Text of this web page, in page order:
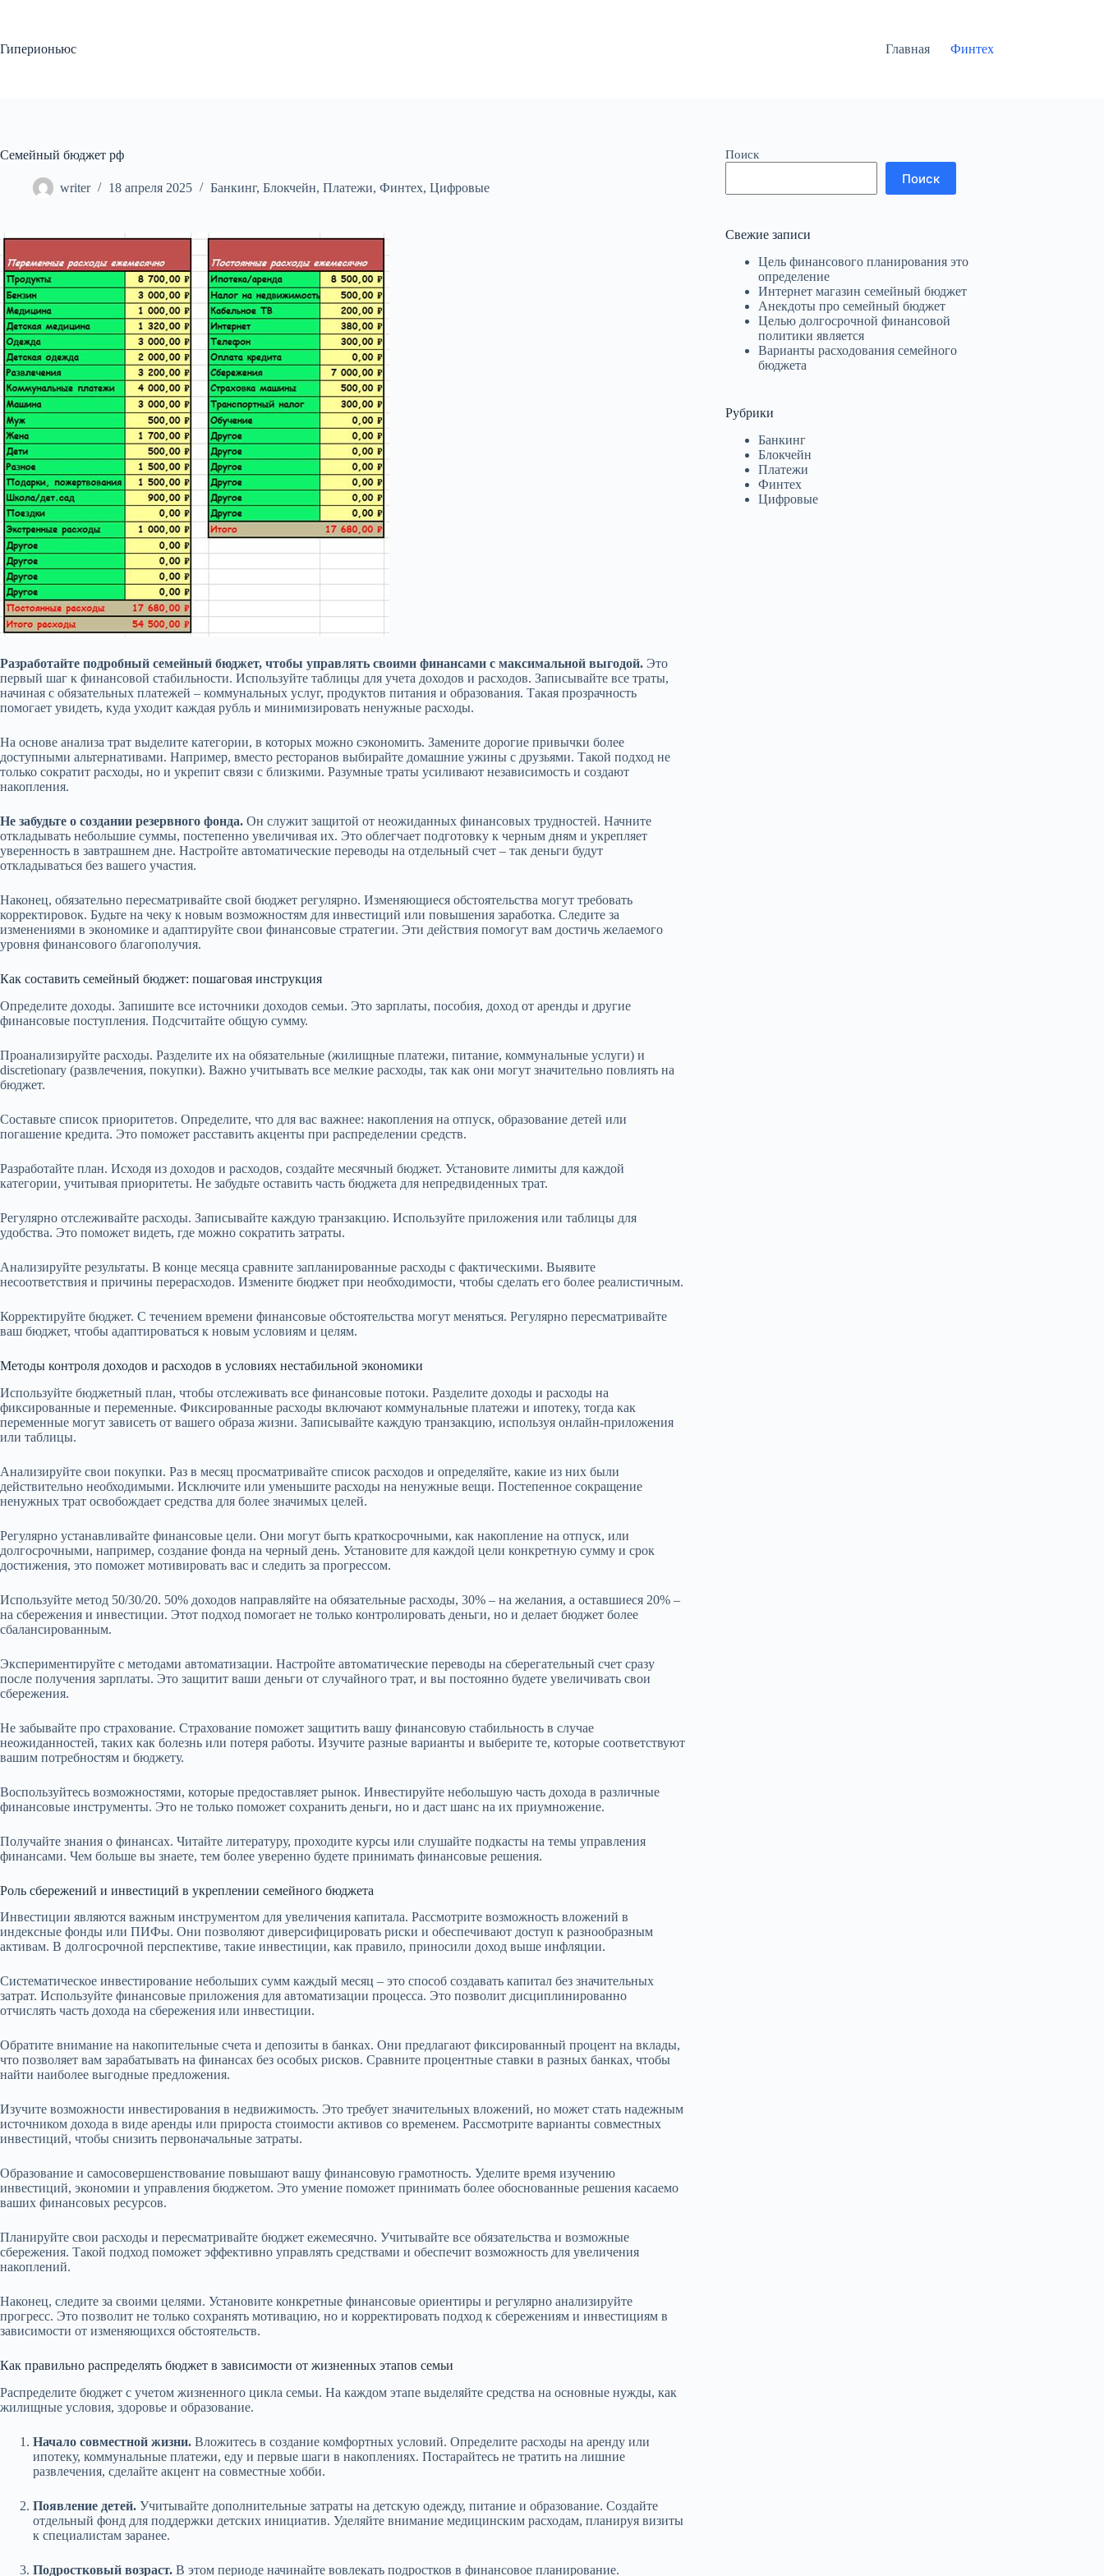
Гиперионьюс
Главная Финтех
Семейный бюджет рф
writer 18 апреля 2025 Банкинг, Блокчейн, Платежи, Финтех, Цифровые
Разработайте подробный семейный бюджет, чтобы управлять своими финансами с максимальной выгодой. Это
первый шаг к финансовой стабильности. Используйте таблицы для учета доходов и расходов. Записывайте все траты,
начиная с обязательных платежей – коммунальных услуг, продуктов питания и образования. Такая прозрачность
помогает увидеть, куда уходит каждая рубль и минимизировать ненужные расходы.
На основе анализа трат выделите категории, в которых можно сэкономить. Замените дорогие привычки более
доступными альтернативами. Например, вместо ресторанов выбирайте домашние ужины с друзьями. Такой подход не
только сократит расходы, но и укрепит связи с близкими. Разумные траты усиливают независимость и создают
накопления.
Не забудьте о создании резервного фонда. Он служит защитой от неожиданных финансовых трудностей. Начните
откладывать небольшие суммы, постепенно увеличивая их. Это облегчает подготовку к черным дням и укрепляет
уверенность в завтрашнем дне. Настройте автоматические переводы на отдельный счет – так деньги будут
откладываться без вашего участия.
Наконец, обязательно пересматривайте свой бюджет регулярно. Изменяющиеся обстоятельства могут требовать
корректировок. Будьте на чеку к новым возможностям для инвестиций или повышения заработка. Следите за
изменениями в экономике и адаптируйте свои финансовые стратегии. Эти действия помогут вам достичь желаемого
уровня финансового благополучия.
Как составить семейный бюджет: пошаговая инструкция
Определите доходы. Запишите все источники доходов семьи. Это зарплаты, пособия, доход от аренды и другие
финансовые поступления. Подсчитайте общую сумму.
Проанализируйте расходы. Разделите их на обязательные (жилищные платежи, питание, коммунальные услуги) и
discretionary (развлечения, покупки). Важно учитывать все мелкие расходы, так как они могут значительно повлиять на
бюджет.
Составьте список приоритетов. Определите, что для вас важнее: накопления на отпуск, образование детей или
погашение кредита. Это поможет расставить акценты при распределении средств.
Разработайте план. Исходя из доходов и расходов, создайте месячный бюджет. Установите лимиты для каждой
категории, учитывая приоритеты. Не забудьте оставить часть бюджета для непредвиденных трат.
Регулярно отслеживайте расходы. Записывайте каждую транзакцию. Используйте приложения или таблицы для
удобства. Это поможет видеть, где можно сократить затраты.
Анализируйте результаты. В конце месяца сравните запланированные расходы с фактическими. Выявите
несоответствия и причины перерасходов. Измените бюджет при необходимости, чтобы сделать его более реалистичным.
Корректируйте бюджет. С течением времени финансовые обстоятельства могут меняться. Регулярно пересматривайте
ваш бюджет, чтобы адаптироваться к новым условиям и целям.
Методы контроля доходов и расходов в условиях нестабильной экономики
Используйте бюджетный план, чтобы отслеживать все финансовые потоки. Разделите доходы и расходы на
фиксированные и переменные. Фиксированные расходы включают коммунальные платежи и ипотеку, тогда как
переменные могут зависеть от вашего образа жизни. Записывайте каждую транзакцию, используя онлайн-приложения
или таблицы.
Анализируйте свои покупки. Раз в месяц просматривайте список расходов и определяйте, какие из них были
действительно необходимыми. Исключите или уменьшите расходы на ненужные вещи. Постепенное сокращение
ненужных трат освобождает средства для более значимых целей.
Регулярно устанавливайте финансовые цели. Они могут быть краткосрочными, как накопление на отпуск, или
долгосрочными, например, создание фонда на черный день. Установите для каждой цели конкретную сумму и срок
достижения, это поможет мотивировать вас и следить за прогрессом.
Используйте метод 50/30/20. 50% доходов направляйте на обязательные расходы, 30% – на желания, а оставшиеся 20% –
на сбережения и инвестиции. Этот подход помогает не только контролировать деньги, но и делает бюджет более
сбалансированным.
Экспериментируйте с методами автоматизации. Настройте автоматические переводы на сберегательный счет сразу
после получения зарплаты. Это защитит ваши деньги от случайного трат, и вы постоянно будете увеличивать свои
сбережения.
Не забывайте про страхование. Страхование поможет защитить вашу финансовую стабильность в случае
неожиданностей, таких как болезнь или потеря работы. Изучите разные варианты и выберите те, которые соответствуют
вашим потребностям и бюджету.
Воспользуйтесь возможностями, которые предоставляет рынок. Инвестируйте небольшую часть дохода в различные
финансовые инструменты. Это не только поможет сохранить деньги, но и даст шанс на их приумножение.
Получайте знания о финансах. Читайте литературу, проходите курсы или слушайте подкасты на темы управления
финансами. Чем больше вы знаете, тем более уверенно будете принимать финансовые решения.
Роль сбережений и инвестиций в укреплении семейного бюджета
Инвестиции являются важным инструментом для увеличения капитала. Рассмотрите возможность вложений в
индексные фонды или ПИФы. Они позволяют диверсифицировать риски и обеспечивают доступ к разнообразным
активам. В долгосрочной перспективе, такие инвестиции, как правило, приносили доход выше инфляции.
Систематическое инвестирование небольших сумм каждый месяц – это способ создавать капитал без значительных
затрат. Используйте финансовые приложения для автоматизации процесса. Это позволит дисциплинированно
отчислять часть дохода на сбережения или инвестиции.
Обратите внимание на накопительные счета и депозиты в банках. Они предлагают фиксированный процент на вклады,
что позволяет вам зарабатывать на финансах без особых рисков. Сравните процентные ставки в разных банках, чтобы
найти наиболее выгодные предложения.
Изучите возможности инвестирования в недвижимость. Это требует значительных вложений, но может стать надежным
источником дохода в виде аренды или прироста стоимости активов со временем. Рассмотрите варианты совместных
инвестиций, чтобы снизить первоначальные затраты.
Образование и самосовершенствование повышают вашу финансовую грамотность. Уделите время изучению
инвестиций, экономии и управления бюджетом. Это умение поможет принимать более обоснованные решения касаемо
ваших финансовых ресурсов.
Планируйте свои расходы и пересматривайте бюджет ежемесячно. Учитывайте все обязательства и возможные
сбережения. Такой подход поможет эффективно управлять средствами и обеспечит возможность для увеличения
накоплений.
Наконец, следите за своими целями. Установите конкретные финансовые ориентиры и регулярно анализируйте
прогресс. Это позволит не только сохранять мотивацию, но и корректировать подход к сбережениям и инвестициям в
зависимости от изменяющихся обстоятельств.
Как правильно распределять бюджет в зависимости от жизненных этапов семьи
Распределите бюджет с учетом жизненного цикла семьи. На каждом этапе выделяйте средства на основные нужды, как
жилищные условия, здоровье и образование.
Начало совместной жизни. Вложитесь в создание комфортных условий. Определите расходы на аренду или
ипотеку, коммунальные платежи, еду и первые шаги в накоплениях. Постарайтесь не тратить на лишние
развлечения, сделайте акцент на совместные хобби.
Появление детей. Учитывайте дополнительные затраты на детскую одежду, питание и образование. Создайте
отдельный фонд для поддержки детских инициатив. Уделяйте внимание медицинским расходам, планируя визиты
к специалистам заранее.
Подростковый возраст. В этом периоде начинайте вовлекать подростков в финансовое планирование.
Поиск
Поиск
Свежие записи
Цель финансового планирования это
определение
Интернет магазин семейный бюджет
Анекдоты про семейный бюджет
Целью долгосрочной финансовой
политики является
Варианты расходования семейного
бюджета
Рубрики
Банкинг
Блокчейн
Платежи
Финтех
Цифровые